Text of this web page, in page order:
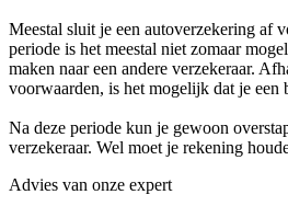
Meestal sluit je een autoverzekering af
periode is het meestal niet zomaar
maken naar een andere verzekeraar.
voorwaarden, is het mogelijk dat je een
Na deze periode kun je gewoon
verzekeraar. Wel moet je rekening
Advies van onze expert